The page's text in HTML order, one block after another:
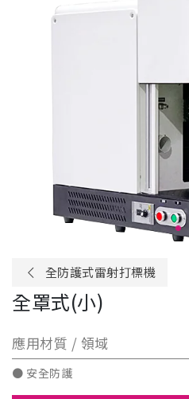
全防護式雷射打標機
全罩式(小)
應用材質 / 領域
● 安全防護